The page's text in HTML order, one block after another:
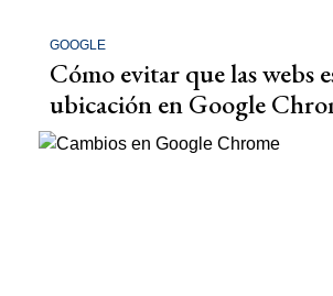
GOOGLE
Cómo evitar que las webs
ubicación en Google